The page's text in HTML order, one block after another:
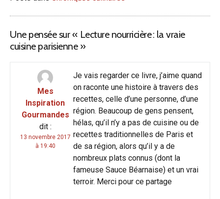
Une pensée sur « Lecture nourricière : la vraie
cuisine parisienne»
Mes
Inspiration
Gourmandes
dit :
13 novembre 2017
à 19:40
Je vais regarder ce livre, j’aime quand
on raconte une histoire à travers des
recettes, celle d’une personne, d’une
région. Beaucoup de gens pensent,
hélas, qu’il n’y a pas de cuisine ou de
recettes traditionnelles de Paris et
de sa région, alors qu’il y a de
nombreux plats connus (dont la
fameuse Sauce Béarnaise) et un vrai
terroir. Merci pour ce partage